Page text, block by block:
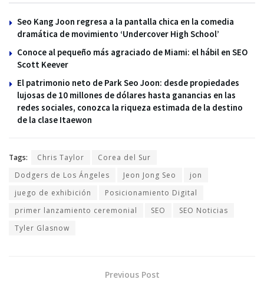
Seo Kang Joon regresa a la pantalla chica en la comedia
dramática de movimiento ‘Undercover High School’
Conoce al pequeño más agraciado de Miami: el hábil en SEO
Scott Keever
El patrimonio neto de Park Seo Joon: desde propiedades
lujosas de 10 millones de dólares hasta ganancias en las
redes sociales, conozca la riqueza estimada de la destino
de la clase Itaewon
Tags: Chris Taylor
Corea del Sur
Dodgers de Los Ángeles
Jeon Jong Seo
jon
juego de exhibición
Posicionamiento Digital
primer lanzamiento ceremonial
SEO
SEO Noticias
Tyler Glasnow
Previous Post